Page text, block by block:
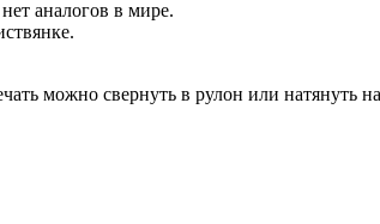
аналогов в мире.
можно свернуть в рулон или натянуть